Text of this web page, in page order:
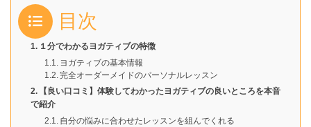
目次
１分でわかるヨガティブの特徴
ヨガティブの基本情報
完全オーダーメイドのパーソナルレッスン
【良い口コミ】体験してわかったヨガティブの良いところを本音
で紹介
自分の悩みに合わせたレッスンを組んでくれる